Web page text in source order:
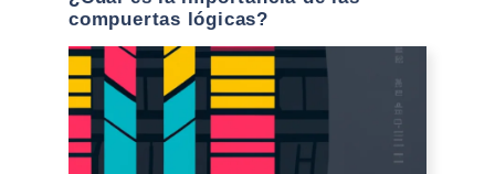
compuertas lógicas?